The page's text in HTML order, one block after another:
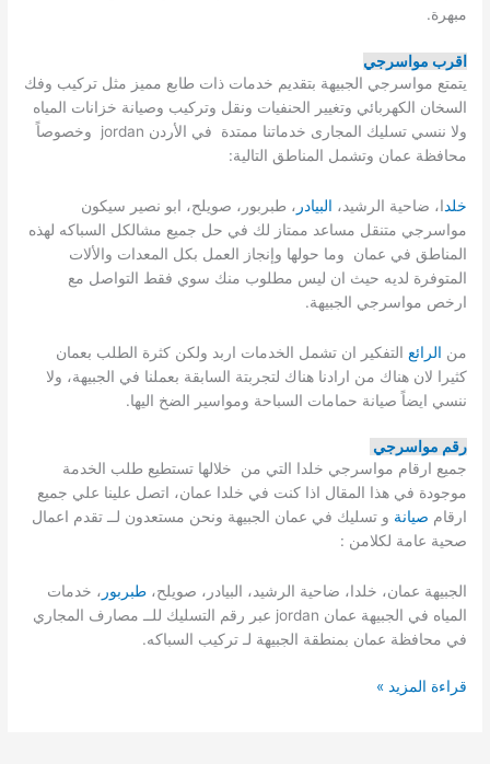
مبهرة.
اقرب مواسرجي
يتمتع مواسرجي الجبيهة بتقديم خدمات ذات طابع مميز مثل تركيب وفك
السخان الكهربائي وتغيير الحنفيات ونقل وتركيب وصيانة خزانات المياه
ولا ننسي تسليك المجارى خدماتنا ممتدة في الأردن jordan وخصوصاً
محافظة عمان وتشمل المناطق التالية:
خلدا، ضاحية الرشيد، البيادر ، طبربور، صويلح، ابو نصير سيكون
مواسرجي متنقل مساعد ممتاز لك في حل جميع مشالكل السباكه لهذه
المناطق في عمان وما حولها وإنجاز العمل بكل المعدات والألات
المتوفرة لديه حيث ان ليس مطلوب منك سوي فقط التواصل مع
ارخص مواسرجي الجبيهة.
من الرائع التفكير ان تشمل الخدمات اربد ولكن كثرة الطلب بعمان
كثيرا لان هناك من ارادنا هناك لتجربتة السابقة بعملنا في الجبيهة، ولا
ننسي ايضاً صيانة حمامات السباحة ومواسير الضخ اليها.
رقم مواسرجي
جميع ارقام مواسرجي خلدا التي من خلالها تستطيع طلب الخدمة
موجودة في هذا المقال اذا كنت في خلدا عمان، اتصل علينا علي جميع
ارقام صيانة و تسليك في عمان الجبيهة ونحن مستعدون لــ تقدم اعمال
صحية عامة لكلامن :
الجبيهة عمان، خلدا، ضاحية الرشيد، البيادر، صويلح،طبربور ، خدمات
المياه في الجبيهة عمان jordan عبر رقم التسليك للــ مصارف المجاري
في محافظة عمان بمنطقة الجبيهة لـ تركيب السباكه.
مواسرجي
قراءة المزيد »